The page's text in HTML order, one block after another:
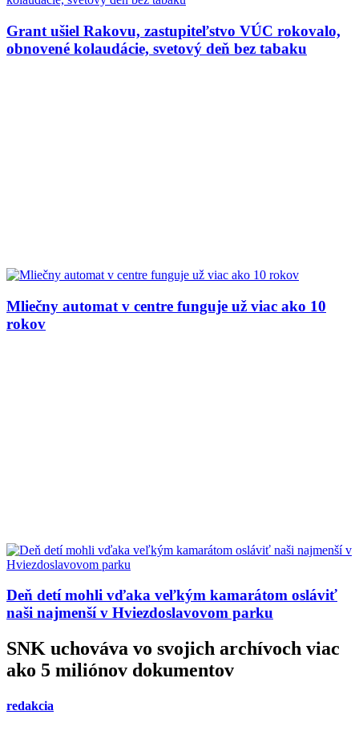
Grant ušiel Rakovu, zastupiteľstvo VÚC rokovalo,
obnovené kolaudácie, svetový deň bez tabaku
Mliečny automat v centre funguje už viac ako 10
rokov
Deň detí mohli vďaka veľkým kamarátom osláviť
naši najmenší v Hviezdoslavovom parku
SNK uchováva vo svojich archívoch viac
ako 5 miliónov dokumentov
redakcia